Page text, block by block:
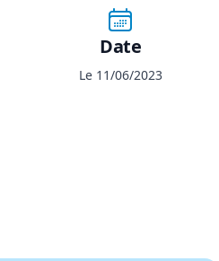
Date
Le 11/06/2023